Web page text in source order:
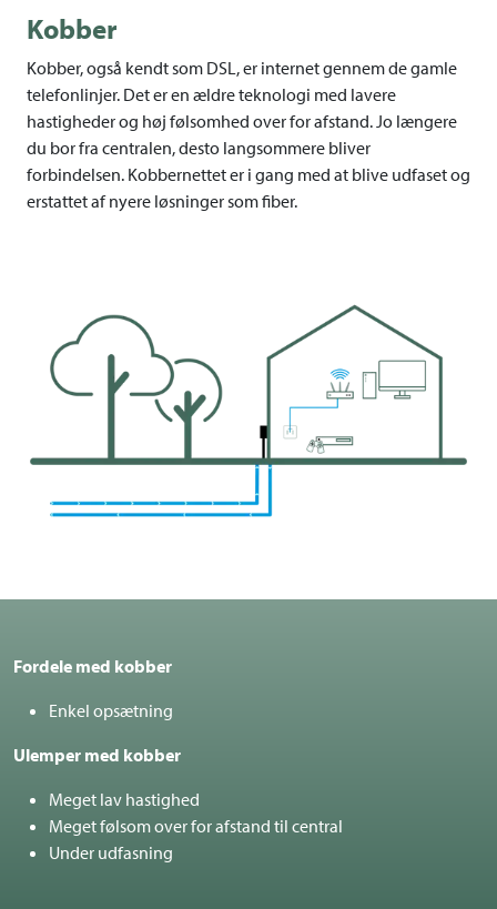
Kobber
Kobber, også kendt som DSL, er internet gennem de gamle
telefonlinjer. Det er en ældre teknologi med lavere
hastigheder og høj følsomhed over for afstand. Jo længere
du bor fra centralen, desto langsommere bliver
forbindelsen. Kobbernettet er i gang med at blive udfaset og
erstattet af nyere løsninger som fiber.
Fordele med kobber
Enkel opsætning
Ulemper med kobber
Meget lav hastighed
Meget følsom over for afstand til central
Under udfasning